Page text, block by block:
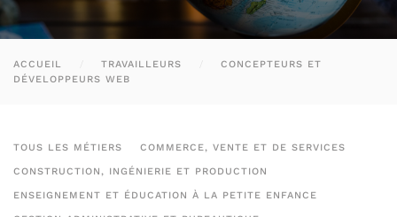
ACCUEIL TRAVAILLEURS
CONCEPTEURS ET
DÉVELOPPEURS WEB
TOUS LES MÉTIERS COMMERCE, VENTE ET DE SERVICES
CONSTRUCTION, INGÉNIERIE ET PRODUCTION
ENSEIGNEMENT ET ÉDUCATION À LA PETITE ENFANCE